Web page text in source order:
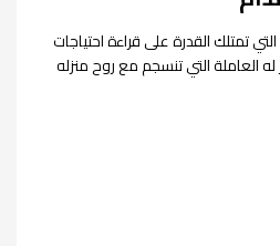
تمتلك القدرة على قراءة احتياجات
العاملة التي تنسجم مع روح منزله